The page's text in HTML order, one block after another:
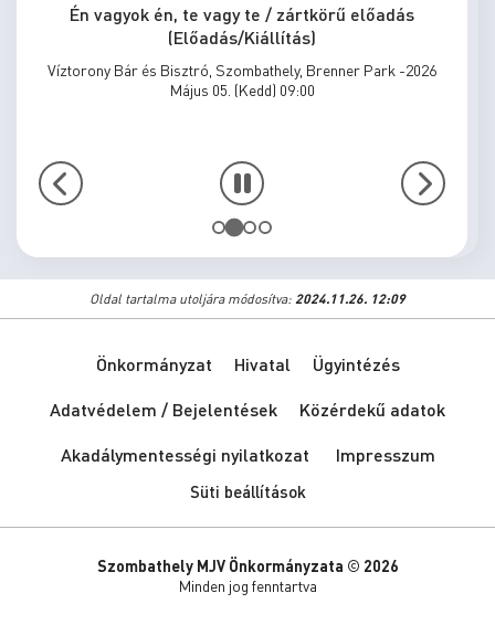
Én vagyok én, te vagy te / zártkörű előadás
(Előadás/Kiállítás)
Víztorony Bár és Bisztró, Szombathely, Brenner Park -2026
Május 05. (Kedd) 09:00
Oldal tartalma utoljára módosítva: 2024.11.26. 12:09
Önkormányzat Hivatal
Ügyintézés
Adatvédelem / Bejelentések
Közérdekű adatok
Akadálymentességi nyilatkozat
Impresszum
Süti beállítások
Szombathely MJV Önkormányzata © 2026
Minden jog fenntartva